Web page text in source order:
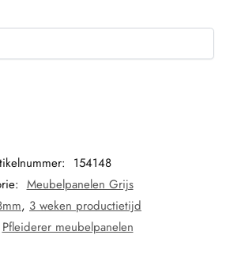
154148
Meubelpanelen Grijs
, 3 weken productietijd
Pfleiderer meubelpanelen